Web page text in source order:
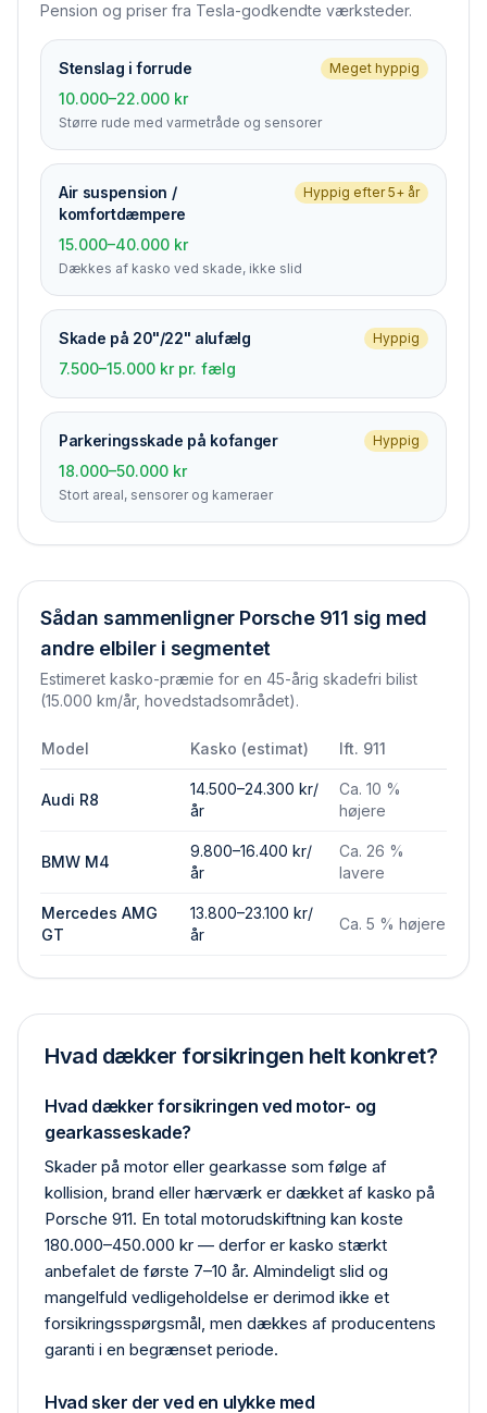
Pension og priser fra Tesla-godkendte værksteder.
Stenslag i forrude Meget hyppig
10.000–22.000 kr
Større rude med varmetråde og sensorer
Air suspension /
komfortdæmpere
Hyppig efter 5+ år
15.000–40.000 kr
Dækkes af kasko ved skade, ikke slid
Skade på 20"/22" alufælg Hyppig
7.500–15.000 kr pr. fælg
Parkerings­skade på kofanger Hyppig
18.000–50.000 kr
Stort areal, sensorer og kameraer
Sådan sammenligner Porsche 911 sig med
andre elbiler i segmentet
Estimeret kasko-præmie for en 45-årig skadefri bilist
(15.000 km/år, hovedstadsområdet).
Model Kasko (estimat) Ift. 911
Audi R8
14.500–24.300 kr/
år
Ca. 10 %
højere
BMW M4
9.800–16.400 kr/
år
Ca. 26 %
lavere
Mercedes AMG
GT
13.800–23.100 kr/
år
Ca. 5 % højere
Hvad dækker forsikringen helt konkret?
Hvad dækker forsikringen ved motor- og
gearkasseskade?
Skader på motor eller gearkasse som følge af
kollision, brand eller hærværk er dækket af kasko på
Porsche 911. En total motor­udskiftning kan koste
180.000–450.000 kr — derfor er kasko stærkt
anbefalet de første 7–10 år. Almindeligt slid og
mangelfuld vedligeholdelse er derimod ikke et
forsikrings­spørgsmål, men dækkes af producentens
garanti i en begrænset periode.
Hvad sker der ved en ulykke med